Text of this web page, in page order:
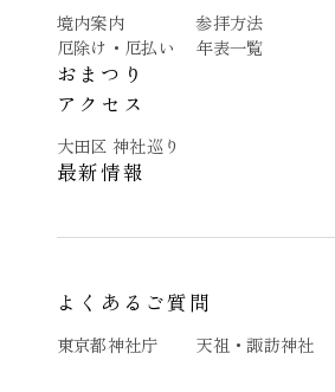
境内案内 参拝方法
厄除け・厄払い
年表一覧
おまつり
アクセス
大田区 神社巡り
最新情報
よくあるご質問
東京都神社庁 天祖・諏訪神社